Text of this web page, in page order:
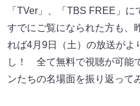
「TVer」、「TBS FREE」に
すでにご覧になられた方も、
れば4月9日（土）の放送がよ
し！ 全て無料で視聴が可能
ンたちの名場面を振り返って